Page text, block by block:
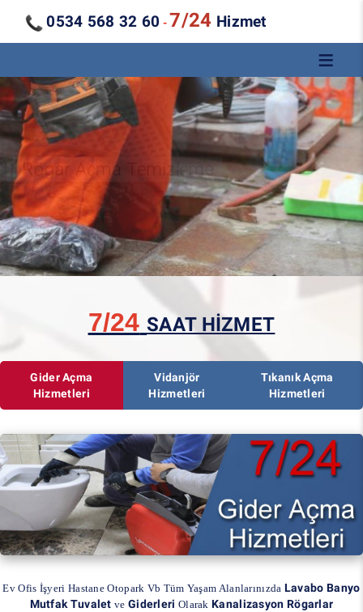
0534 568 32 60 - 7/24 Hizmet
Kanal Açma Temizleme
7/24 SAAT HİZMET
Gider Açma
Hizmetleri
Vidanjör
Hizmetleri
Tıkanık Açma
Hizmetleri
Ev Ofis İşyeri Hastane Otopark Vb Tüm Yaşam Alanlarınızda Lavabo Banyo
Mutfak Tuvalet ve Giderleri Olarak Kanalizasyon Rögarlar